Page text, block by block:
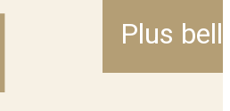
Plus belle la Vue